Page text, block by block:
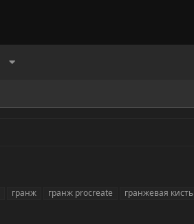
гранж гранж procreate гранжевая кисть